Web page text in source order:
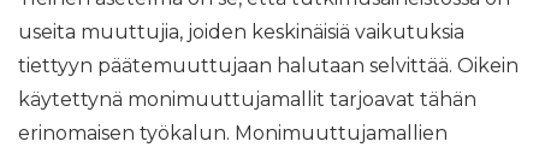
useita muuttujia, joiden keskinäisiä vaikutuksia
tiettyyn päätemuuttujaan halutaan selvittää. Oikein
käytettynä monimuuttujamallit tarjoavat tähän
erinomaisen työkalun. Monimuuttujamallien